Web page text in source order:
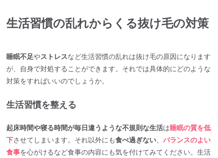
生活習慣の乱れからくる抜け毛の対策
睡眠不足やストレスなど生活習慣の乱れは抜け毛の原因になります
が、自身で対処することができます。それでは具体的にどのような
対策をすればいいのでしょうか。
生活習慣を整える
起床時間や寝る時間が毎日違うような不規則な生活は睡眠の質を低
下させてしまいます。それ以外にも食べ過ぎない 、バランスのよい
食事を心がけるなど食事の内容にも気を付けてみてください。生活